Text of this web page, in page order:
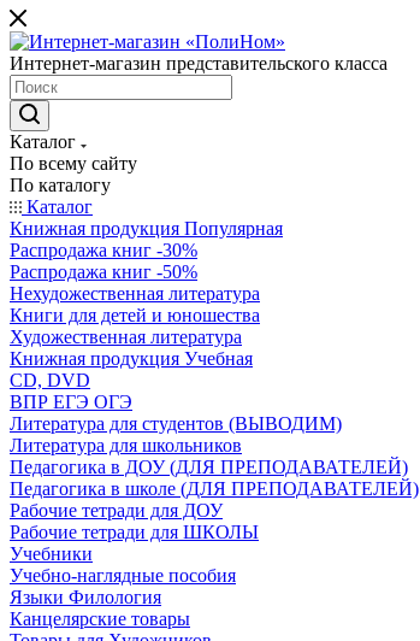
Интернет-магазин представительского класса
Каталог
По всему сайту
По каталогу
Каталог
Книжная продукция Популярная
Распродажа книг -30%
Распродажа книг -50%
Нехудожественная литература
Книги для детей и юношества
Художественная литература
Книжная продукция Учебная
CD, DVD
ВПР ЕГЭ ОГЭ
Литература для студентов (ВЫВОДИМ)
Литература для школьников
Педагогика в ДОУ (ДЛЯ ПРЕПОДАВАТЕЛЕЙ)
Педагогика в школе (ДЛЯ ПРЕПОДАВАТЕЛЕЙ)
Рабочие тетради для ДОУ
Рабочие тетради для ШКОЛЫ
Учебники
Учебно-наглядные пособия
Языки Филология
Канцелярские товары